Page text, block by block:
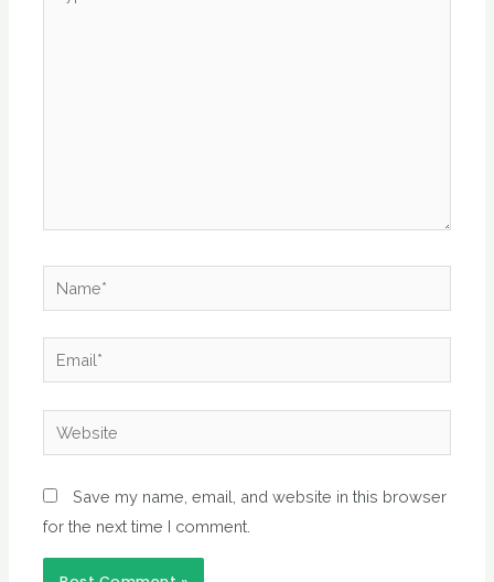
here..
Name*
Email*
Website
Save my name, email, and website in this browser
for the next time I comment.